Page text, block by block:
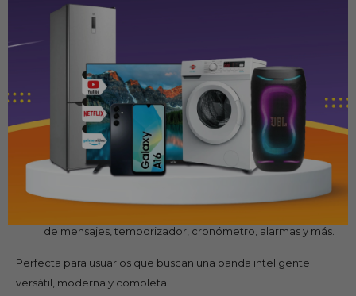
sueño y estrés.
Batería: Hasta 14 días de autonomía con una sola carga.
Conectividad: Bluetooth para sincronización con la app
Mi Fit, permitiendo recibir notificaciones y alertas de
llamadas.
Diseño: Elegante, ligero y cómodo, con correas
de mensajes, temporizador, cronómetro, alarmas y más.
Perfecta para usuarios que buscan una banda inteligente
versátil, moderna y completa